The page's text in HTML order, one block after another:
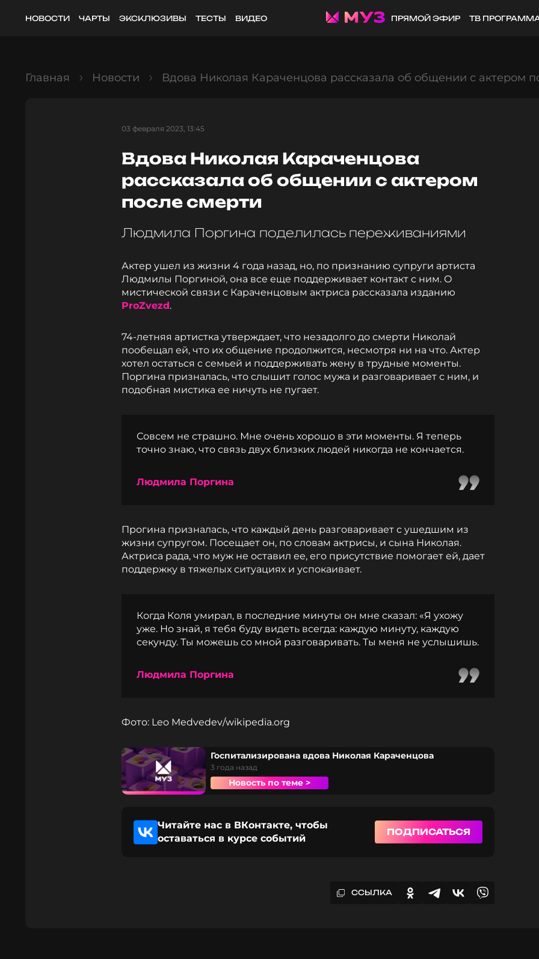
НОВОСТИ ЧАРТЫ ЭКСКЛЮЗИВЫ ТЕСТЫ ВИДЕО ПРЯМОЙ ЭФИР ТВ
Главная Новости Вдова Николая Караченцова рассказала об общении с актером
03 февраля 2023, 13:45
Вдова Николая Караченцова
рассказала об общении с актером
после смерти
Людмила Поргина поделилась переживаниями
Актер ушел из жизни 4 года назад, но, по признанию супруги артиста
Людмилы Поргиной, она все еще поддерживает контакт с ним. О
мистической связи с Караченцовым актриса рассказала изданию
ProZvezd.
74-летняя артистка утверждает, что незадолго до смерти Николай
пообещал ей, что их общение продолжится, несмотря ни на что. Актер
хотел остаться с семьей и поддерживать жену в трудные моменты.
Поргина призналась, что слышит голос мужа и разговаривает с ним, и
подобная мистика ее ничуть не пугает.
Совсем не страшно. Мне очень хорошо в эти моменты. Я теперь
точно знаю, что связь двух близких людей никогда не кончается.
Людмила Поргина
Прогина призналась, что каждый день разговаривает с ушедшим из
жизни супругом. Посещает он, по словам актрисы, и сына Николая.
Актриса рада, что муж не оставил ее, его присутствие помогает ей, дает
поддержку в тяжелых ситуациях и успокаивает.
Когда Коля умирал, в последние минуты он мне сказал: «Я ухожу
уже. Но знай, я тебя буду видеть всегда: каждую минуту, каждую
секунду. Ты можешь со мной разговаривать. Ты меня не услышишь.
Людмила Поргина
Фото: Leo Medvedev/wikipedia.org
Госпитализирована вдова Николая Караченцова
3 года назад
Новость по теме >
Читайте нас в ВКонтакте, чтобы
оставаться в курсе событий
ПОДПИСАТЬСЯ
ССЫЛКА